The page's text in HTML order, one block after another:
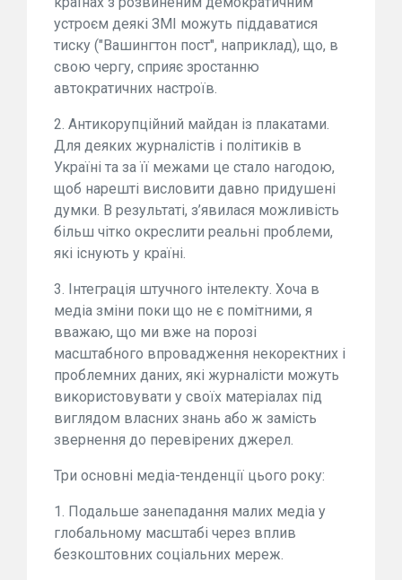
устроєм деякі ЗМІ можуть піддаватися
тиску ("Вашингтон пост", наприклад), що, в
свою чергу, сприяє зростанню
автократичних настроїв.
2. Антикорупційний майдан із плакатами.
Для деяких журналістів і політиків в
Україні та за її межами це стало нагодою,
щоб нарешті висловити давно придушені
думки. В результаті, з’явилася можливість
більш чітко окреслити реальні проблеми,
які існують у країні.
3. Інтеграція штучного інтелекту. Хоча в
медіа зміни поки що не є помітними, я
вважаю, що ми вже на порозі
масштабного впровадження некоректних і
проблемних даних, які журналісти можуть
використовувати у своїх матеріалах під
виглядом власних знань або ж замість
звернення до перевірених джерел.
Три основні медіа-тенденції цього року:
1. Подальше занепадання малих медіа у
глобальному масштабі через вплив
безкоштовних соціальних мереж.